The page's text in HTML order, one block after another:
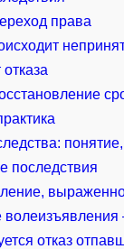
права
понятие,
последствия
отказ